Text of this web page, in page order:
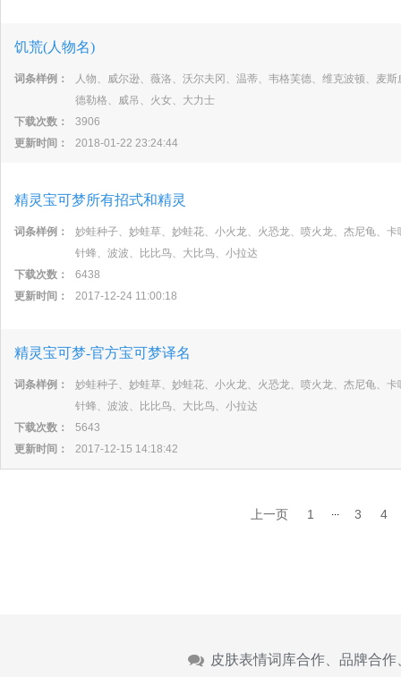
饥荒(人物名)
词条样例：
人物、威尔逊、薇洛、沃尔夫冈、温蒂、韦格芙德、维克波顿、麦
德勒格、威吊、火女、大力士
下载次数：
3906
更新时间：
2018-01-22 23:24:44
精灵宝可梦所有招式和精灵
词条样例：
妙蛙种子、妙蛙草、妙蛙花、小火龙、火恐龙、喷火龙、杰尼龟、
针蜂、波波、比比鸟、大比鸟、小拉达
下载次数：
6438
更新时间：
2017-12-24 11:00:18
精灵宝可梦-官方宝可梦译名
词条样例：
妙蛙种子、妙蛙草、妙蛙花、小火龙、火恐龙、喷火龙、杰尼龟、
针蜂、波波、比比鸟、大比鸟、小拉达
下载次数：
5643
更新时间：
2017-12-15 14:18:42
上一页 1 ... 3 4
皮肤表情词库合作、品牌合